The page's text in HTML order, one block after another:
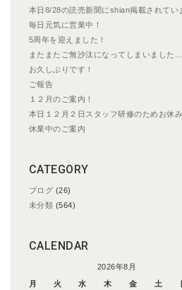
本日8/28の読売新聞にshian掲載されてい
毎日元気に営業中！
5周年を迎えました！
またまたご無沙汰になってしまいました…
お久しぶりです！
ご報告
１２月のご案内！
本日１２月２日スタッフ研修のためお休
休業中のご案内
CATEGORY
ブログ (26)
未分類 (564)
CALENDAR
2026年8月
月
火 水 木 金 土